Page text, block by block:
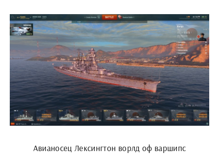
Авианосец Лексингтон ворлд оф варшипс